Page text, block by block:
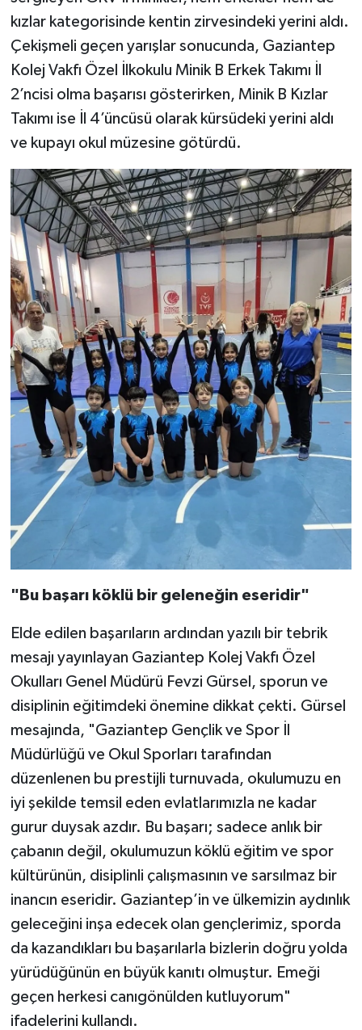
kızlar kategorisinde kentin zirvesindeki yerini aldı.
Çekişmeli geçen yarışlar sonucunda, Gaziantep
Kolej Vakfı Özel İlkokulu Minik B Erkek Takımı İl
2’ncisi olma başarısı gösterirken, Minik B Kızlar
Takımı ise İl 4’üncüsü olarak kürsüdeki yerini aldı
ve kupayı okul müzesine götürdü.
"Bu başarı köklü bir geleneğin eseridir"
Elde edilen başarıların ardından yazılı bir tebrik
mesajı yayınlayan Gaziantep Kolej Vakfı Özel
Okulları Genel Müdürü Fevzi Gürsel, sporun ve
disiplinin eğitimdeki önemine dikkat çekti. Gürsel
mesajında, "Gaziantep Gençlik ve Spor İl
Müdürlüğü ve Okul Sporları tarafından
düzenlenen bu prestijli turnuvada, okulumuzu en
iyi şekilde temsil eden evlatlarımızla ne kadar
gurur duysak azdır. Bu başarı; sadece anlık bir
çabanın değil, okulumuzun köklü eğitim ve spor
kültürünün, disiplinli çalışmasının ve sarsılmaz bir
inancın eseridir. Gaziantep’in ve ülkemizin aydınlık
geleceğini inşa edecek olan gençlerimiz, sporda
da kazandıkları bu başarılarla bizlerin doğru yolda
yürüdüğünün en büyük kanıtı olmuştur. Emeği
geçen herkesi canıgönülden kutluyorum"
ifadelerini kullandı.